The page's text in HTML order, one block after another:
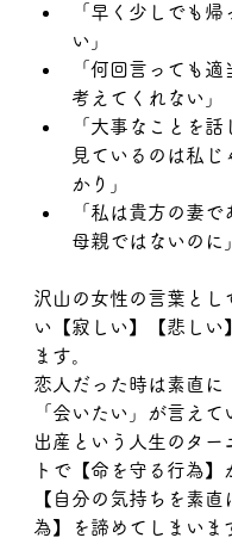
「早く少しでも帰
い」
「何回言っても適
考えてくれない」
「大事なことを話
見ているのは私じ
かり」
「私は貴方の妻で
母親ではないのに
沢山の女性の言葉とし
い【寂しい】【悲しい
ます。
恋人だった時は素直に
「会いたい」が言えて
出産という人生のター
トで【命を守る行為】
【自分の気持ちを素直
為】を諦めてしまいま